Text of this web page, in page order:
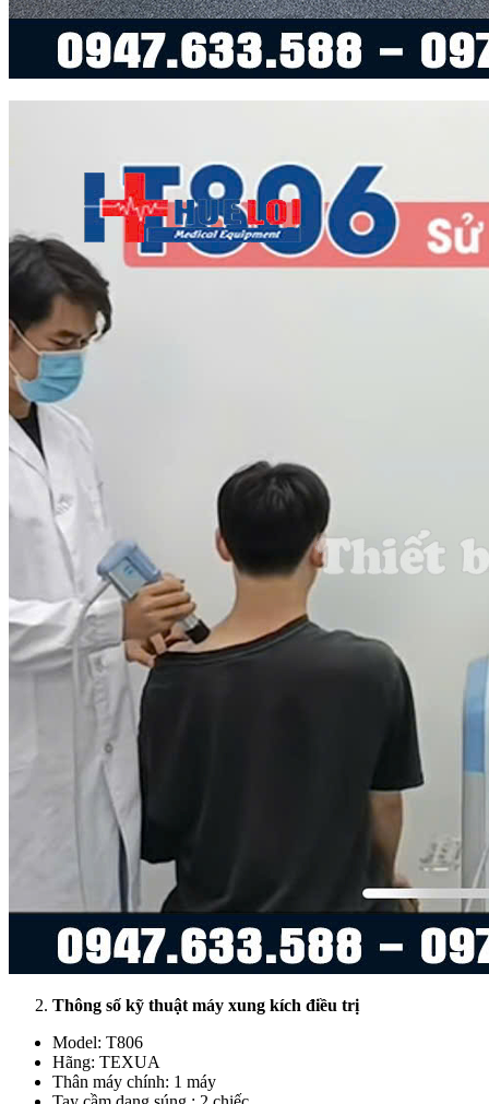
Thông số kỹ thuật máy xung kích điều trị
Model: T806
Hãng: TEXUA
Thân máy chính: 1 máy